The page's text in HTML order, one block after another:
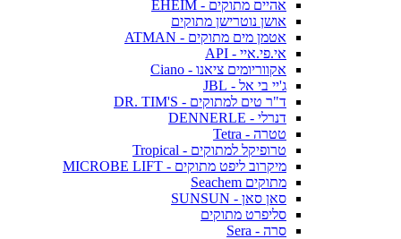
אהיים מתוקים - EHEIM
אושן נוטרישן מתוקים
אטמן מים מתוקים - ATMAN
אי.פי.איי - API
אקווריומים ציאנו - Ciano
ג'יי בי אל - JBL
ד"ר טים למתוקים - DR. TIM'S
דנרלי - DENNERLE
טטרה - Tetra
טרופיקל למתוקים - Tropical
מיקרוב ליפט מתוקים - MICROBE LIFT
מתוקים Seachem
סאן סאן - SUNSUN
סליפרט מתוקים
סרה - Sera